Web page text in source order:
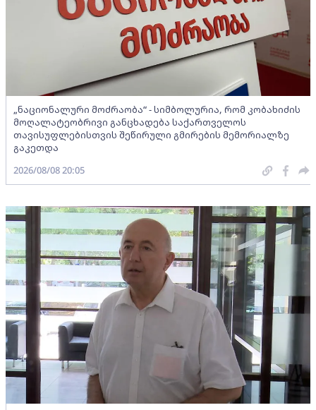
„ნაციონალური მოძრაობა“ - სიმბოლურია, რომ კობახიძის
მოღალატეობრივი განცხადება საქართველოს
თავისუფლებისთვის შეწირული გმირების მემორიალზე
გაკეთდა
2026/08/08 20:05